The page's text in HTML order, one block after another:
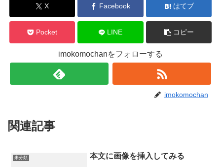
X Facebook はてブ
Pocket LINE コピー
imokomochanをフォローする
imokomochan
関連記事
未分類 本文に画像を挿入してみる